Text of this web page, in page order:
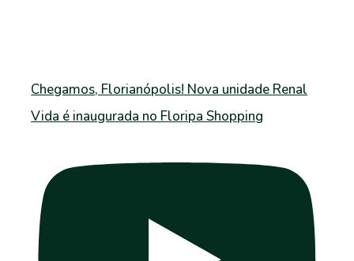
Chegamos, Florianópolis! Nova unidade Renal
Vida é inaugurada no Floripa Shopping